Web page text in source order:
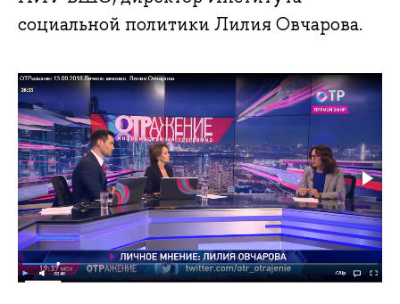
социальной политики Лилия Овчарова.